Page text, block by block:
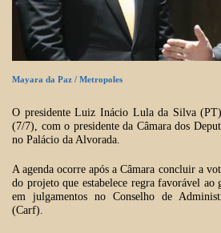
Mayara da Paz / Metropoles
O presidenteLuiz Inácio Lula da Silva(PT)
(7/7), com o presidente da Câmara dos
no Palácio da Alvorada.
A agenda ocorre após a Câmara concluir a
do projeto que estabelece regra favorável ao
em julgamentos no Conselho de
(Carf).